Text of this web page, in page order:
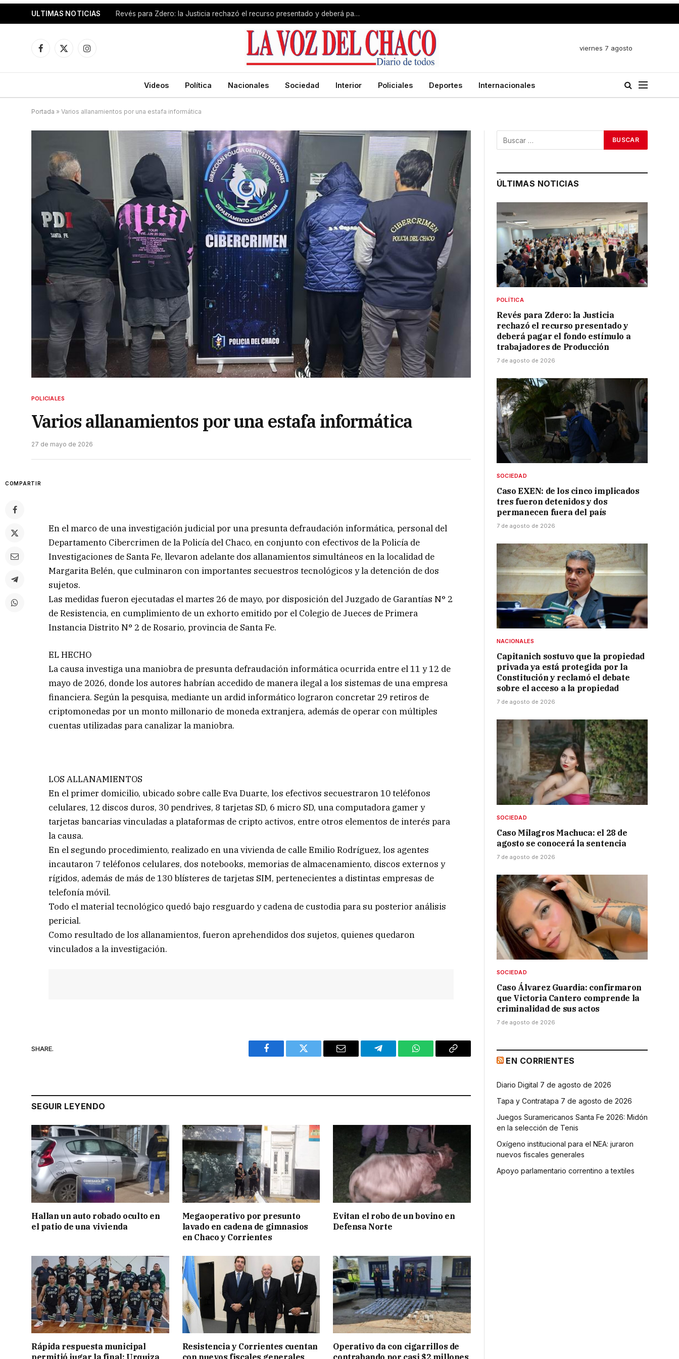
ULTIMAS NOTICIAS Revés para Zdero: la Justicia rechazó el recurso presentado y deberá pagar el fondo estímulo a trabajadores de Producción
Facebook
X
Instagram
viernes 7 agosto
Videos Política Nacionales Sociedad Interior Policiales Deportes Internacionales
Portada » Varios allanamientos por una estafa informática
POLICIALES
Varios allanamientos por una estafa informática
27 de mayo de 2026
COMPARTIR
En el marco de una investigación judicial por una presunta defraudación informática, personal del
Departamento Cibercrimen de la Policía del Chaco, en conjunto con efectivos de la Policía de
Investigaciones de Santa Fe, llevaron adelante dos allanamientos simultáneos en la localidad de
Margarita Belén, que culminaron con importantes secuestros tecnológicos y la detención de dos
sujetos.
Las medidas fueron ejecutadas el martes 26 de mayo, por disposición del Juzgado de Garantías N° 2
de Resistencia, en cumplimiento de un exhorto emitido por el Colegio de Jueces de Primera
Instancia Distrito N° 2 de Rosario, provincia de Santa Fe.
EL HECHO
La causa investiga una maniobra de presunta defraudación informática ocurrida entre el 11 y 12 de
mayo de 2026, donde los autores habrían accedido de manera ilegal a los sistemas de una empresa
financiera. Según la pesquisa, mediante un ardid informático lograron concretar 29 retiros de
criptomonedas por un monto millonario de moneda extranjera, además de operar con múltiples
cuentas utilizadas para canalizar la maniobra.
LOS ALLANAMIENTOS
En el primer domicilio, ubicado sobre calle Eva Duarte, los efectivos secuestraron 10 teléfonos
celulares, 12 discos duros, 30 pendrives, 8 tarjetas SD, 6 micro SD, una computadora gamer y
tarjetas bancarias vinculadas a plataformas de cripto activos, entre otros elementos de interés para
la causa.
En el segundo procedimiento, realizado en una vivienda de calle Emilio Rodríguez, los agentes
incautaron 7 teléfonos celulares, dos notebooks, memorias de almacenamiento, discos externos y
rígidos, además de más de 130 blísteres de tarjetas SIM, pertenecientes a distintas empresas de
telefonía móvil.
Todo el material tecnológico quedó bajo resguardo y cadena de custodia para su posterior análisis
pericial.
Como resultado de los allanamientos, fueron aprehendidos dos sujetos, quienes quedaron
vinculados a la investigación.
SHARE.
Facebook Twitter Email Telegram WhatsAppCopy
SEGUIR LEYENDO
Hallan un auto robado oculto en
el patio de una vivienda
Megaoperativo por presunto
lavado en cadena de gimnasios
en Chaco y Corrientes
Evitan el robo de un bovino en
Defensa Norte
Rápida respuesta municipal
permitió jugar la final: Urquiza
Resistencia y Corrientes cuentan
con nuevos fiscales generales
Operativo da con cigarrillos de
contrabando por casi $2 millones
ÚLTIMAS NOTICIAS
POLÍTICA
Revés para Zdero: la Justicia
rechazó el recurso presentado y
deberá pagar el fondo estímulo a
trabajadores de Producción
7 de agosto de 2026
SOCIEDAD
Caso EXEN: de los cinco implicados
tres fueron detenidos y dos
permanecen fuera del país
7 de agosto de 2026
NACIONALES
Capitanich sostuvo que la propiedad
privada ya está protegida por la
Constitución y reclamó el debate
sobre el acceso a la propiedad
7 de agosto de 2026
SOCIEDAD
Caso Milagros Machuca: el 28 de
agosto se conocerá la sentencia
7 de agosto de 2026
SOCIEDAD
Caso Álvarez Guardia: confirmaron
que Victoria Cantero comprende la
criminalidad de sus actos
7 de agosto de 2026
EN CORRIENTES
Diario Digital 7 de agosto de 2026
Tapa y Contratapa 7 de agosto de 2026
Juegos Suramericanos Santa Fe 2026: Midón
en la selección de Tenis
Oxígeno institucional para el NEA: juraron
nuevos fiscales generales
Apoyo parlamentario correntino a textiles